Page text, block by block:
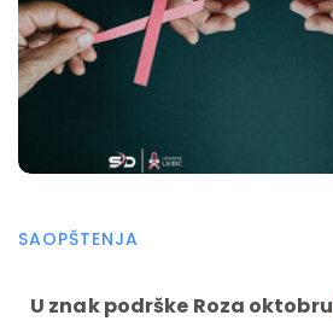
SAOPŠTENJA
U znak podrške Roza oktobru